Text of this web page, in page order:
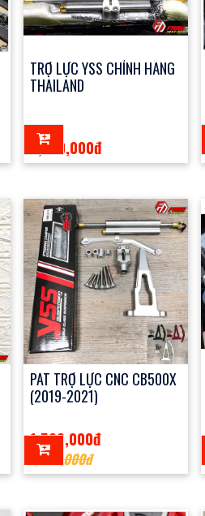
TRỢ LỰC YSS CHÍNH HÃNG
THAILAND
2,750,000đ
PAT TRỢ LỰC CNC CB500X
(2019-2021)
1,500,000đ
1,800,000đ